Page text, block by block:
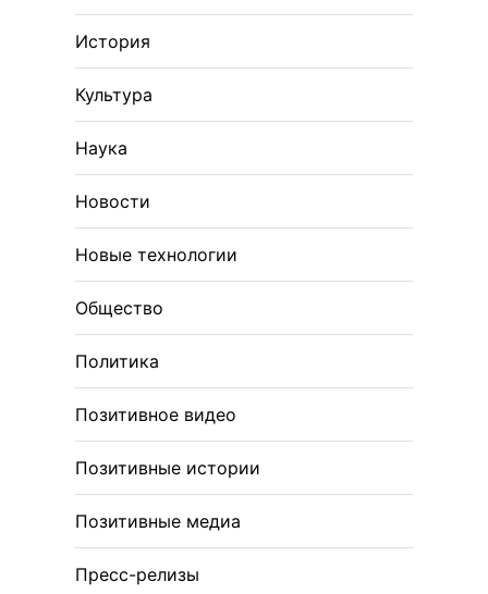
История
Культура
Наука
Новости
Новые технологии
Общество
Политика
Позитивное видео
Позитивные истории
Позитивные медиа
Пресс-релизы